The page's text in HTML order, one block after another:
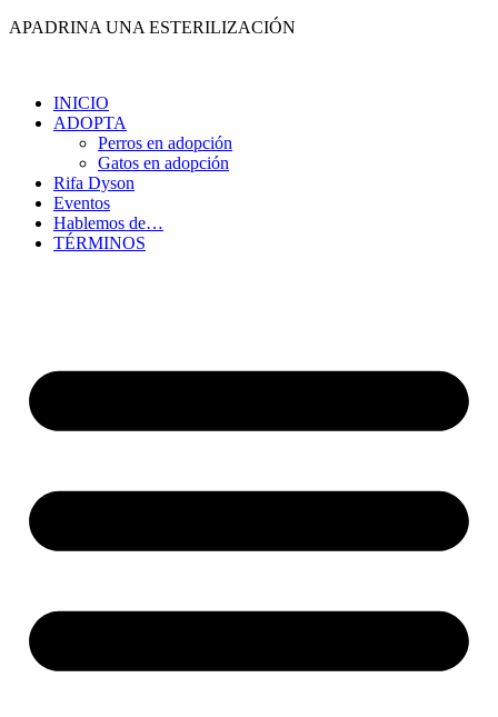
Ir
APADRINA UNA ESTERILIZACIÓN
INICIO
ADOPTA
Perros en adopción
Gatos en adopción
Rifa Dyson
Eventos
Hablemos de…
TÉRMINOS